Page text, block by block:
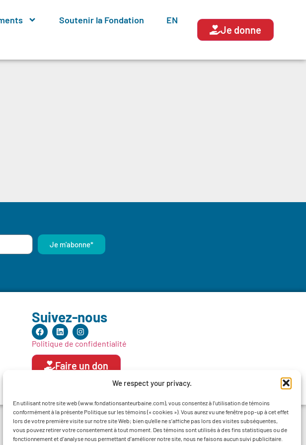
We respect your privacy.
En utilisant notre site web (www.fondationsanteurbaine.com), vous consentez à l’utilisation de témoins
conformément à la présente Politique sur les témoins (« cookies »). Vous aurez vu une fenêtre pop-up à cet effet
lors de votre première visite sur notre site Web; bien qu’elle ne s’affiche pas lors des visites subséquentes,
vous pouvez retirer votre consentement à tout moment. Des témoins sont utilisés à des fins statistiques ou de
fonctionnement et d’analyse nous permettant d’améliorer notre site, nous ne faisons aucun suivi publicitaire.
Soutenir la Fondation EN
Je donne
Je m'abonne*
Suivez-nous
Politique de confidentialité
Faire un don